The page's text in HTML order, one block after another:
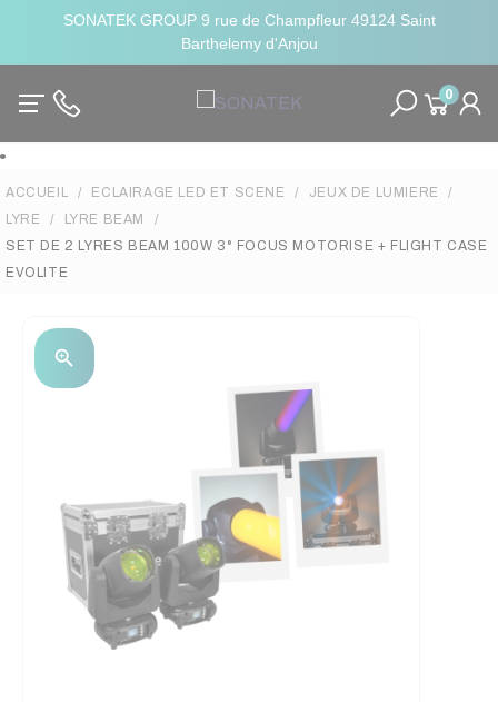
SONATEK GROUP 9 rue de Champfleur 49124 Saint
Barthelemy d'Anjou
0
ACCUEIL ECLAIRAGE LED ET SCENE
JEUX DE LUMIERE
LYRE
LYRE BEAM
SET DE 2 LYRES BEAM 100W 3° FOCUS MOTORISE + FLIGHT CASE
EVOLITE
zoom_in